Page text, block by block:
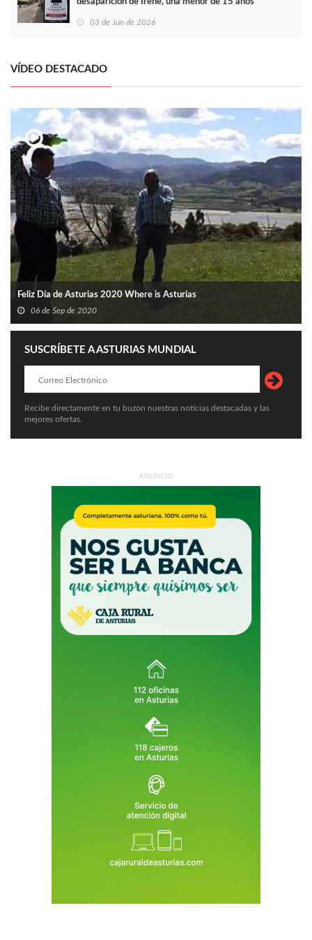
desaparición de Irene, una menor de 15 años
03 de Jun de 2026
VÍDEO DESTACADO
Feliz Día de Asturias 2020 Where is Asturias
06 de Sep de 2020
SUSCRÍBETE A ASTURIAS MUNDIAL
Recibe directamente en tu buzón nuestras noticias destacadas y las
mejores ofertas.
ANUNCIO